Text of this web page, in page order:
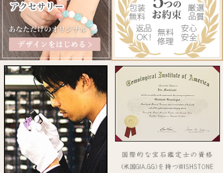
白さんご
白ジェイド
白めのう
水晶
水晶(クリスタルカット)
ストロベリークォーツ
スピネル
スモーキークォーツ
スモーキークォーツ(クリスタルカット)